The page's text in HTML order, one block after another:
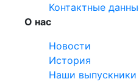
Контактные
О нас
Новости
История
Наши выпускники